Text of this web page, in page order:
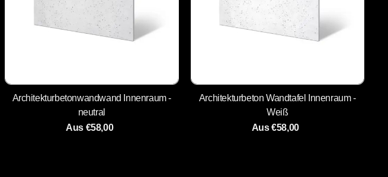
Architekturbetonwandwand Innenraum -
neutral
Aus €58,00
Architekturbeton Wandtafel Innenraum -
Weiß
Aus €58,00